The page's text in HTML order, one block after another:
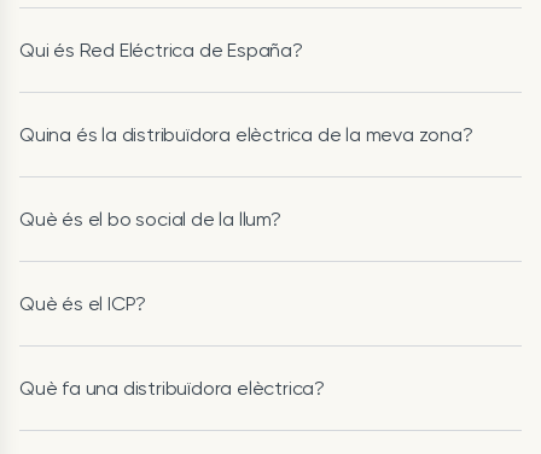
Qui és Red Eléctrica de España?
Quina és la distribuïdora elèctrica de la meva zona?
Què és el bo social de la llum?
Què és el ICP?
Què fa una distribuïdora elèctrica?